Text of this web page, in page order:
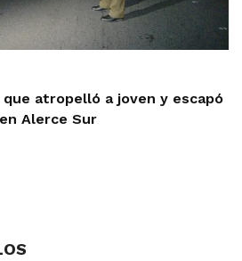
atropelló a joven y escapó
Alerce Sur